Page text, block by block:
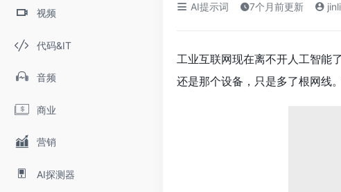
视频
代码&IT
音频
商业
营销
AI探测器
AI提示词 7个月前更新
工业互联网现在离不开人工智能
还是那个设备，只是多了根网线